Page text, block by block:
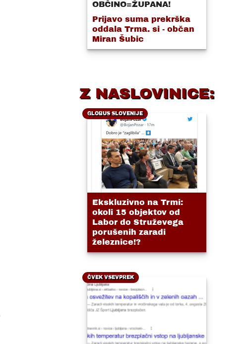
OBČINO=ŽUPANA!
Prijavo suma prekrška
oddala Trma. si - občan
Miran Šubic
Z NASLOVINICE:
GLOBUS SLOVENIJE
Ekskluzivno na Trmi:
okoli 15 objektov od
Labor do Struževega
porušenih zaradi
železnice!?
ČVEK VSEVPREK